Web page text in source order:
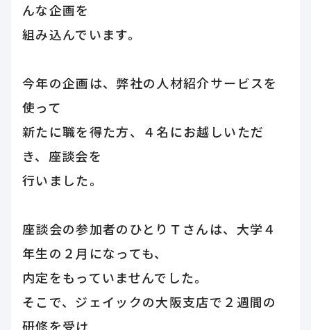
んな企画を
組み込んでいます。
今年の企画は、弊社の人材紹介サービスを
使って
新たに職を得た方、４名にお越しいただ
き、座談会を
行いました。
座談会の参加者のひとりＴさんは、大学４
年生の２月になっても、
内定をもっていませんでした。
そこで、ジェイックの大阪支店で２週間の
研修を受け